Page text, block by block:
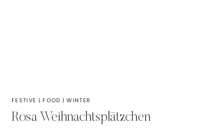
FESTIVE | FOOD |WINTER
Rosa Weihnachtsplätzchen